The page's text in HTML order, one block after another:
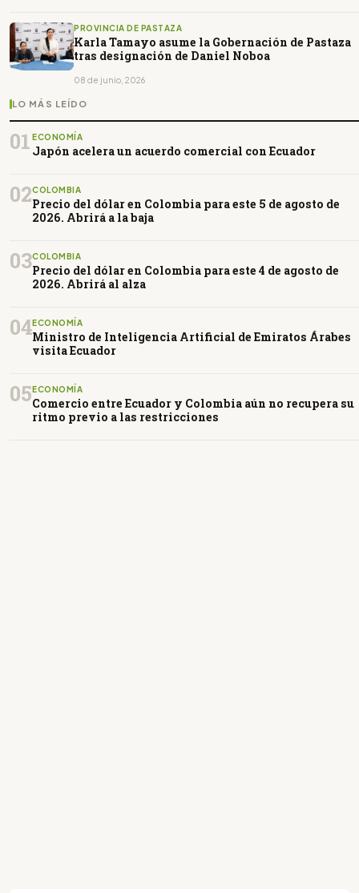
PROVINCIA DE PASTAZA
Karla Tamayo asume la Gobernación de Pastaza
tras designación de Daniel Noboa
08 de junio, 2026
LO MÁS LEÍDO
01 ECONOMÍA
Japón acelera un acuerdo comercial con Ecuador
02COLOMBIA
Precio del dólar en Colombia para este 5 de agosto de
2026. Abrirá a la baja
03COLOMBIA
Precio del dólar en Colombia para este 4 de agosto de
2026. Abrirá al alza
04ECONOMÍA
Ministro de Inteligencia Artificial de Emiratos Árabes
visita Ecuador
05ECONOMÍA
Comercio entre Ecuador y Colombia aún no recupera su
ritmo previo a las restricciones